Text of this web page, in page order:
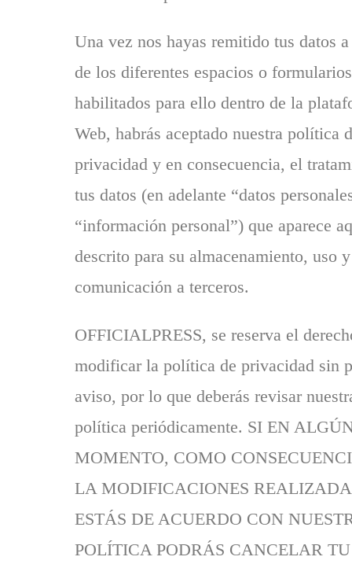
Una vez nos hayas remitido tus datos
de los diferentes espacios o formularios
habilitados para ello dentro de la
Web, habrás aceptado nuestra política
privacidad y en consecuencia, el
tus datos (en adelante “datos
“información personal”) que aparece
descrito para su almacenamiento, uso y
comunicación a terceros.
OFFICIALPRESS, se reserva el
modificar la política de privacidad sin
aviso, por lo que deberás revisar
política periódicamente. SI EN
MOMENTO, COMO
LA MODIFICACIONES
ESTÁS DE ACUERDO CON
POLÍTICA PODRÁS CANCELAR TU